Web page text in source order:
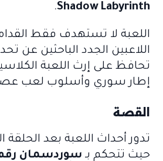
Shadow Labyrinth
.
اللعبة لا تستهدف فقط
اللاعبين الجدد الباحثين عن
تحافظ على إرث اللعبة
إطار سوري وأسلوب لعب
القصة
تدور أحداث اللعبة بعد الحلقة
حيث تتحكم بـ سوردسمان رقم